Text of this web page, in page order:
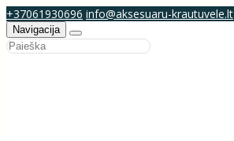
+37061930696 info@aksesuaru-krautuvele.lt
Navigacija